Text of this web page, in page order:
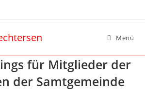
Menü
für Mitglieder der
der Samtgemeinde